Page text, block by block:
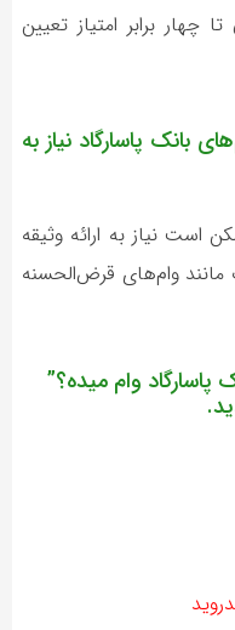
چهار برابر امتیاز تعیین
بانک پاسارگاد نیاز به
است نیاز به ارائه وثیقه
مانند وام‌های قرض‌الحسنه
پاسارگاد وام میده؟”